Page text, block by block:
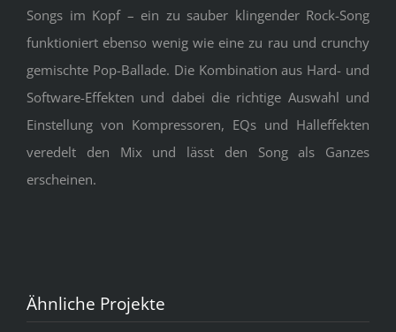
Songs im Kopf – ein zu sauber klingender Rock-Song
funktioniert ebenso wenig wie eine zu rau und crunchy
gemischte Pop-Ballade. Die Kombination aus Hard- und
Software-Effekten und dabei die richtige Auswahl und
Einstellung von Kompressoren, EQs und Halleffekten
veredelt den Mix und lässt den Song als Ganzes
erscheinen.
Ähnliche Projekte